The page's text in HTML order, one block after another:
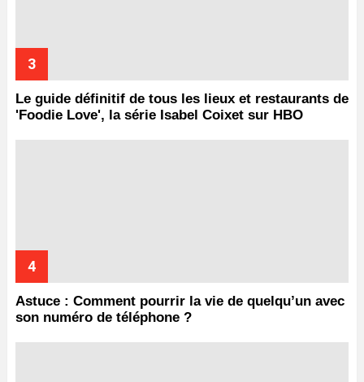
Le guide définitif de tous les lieux et restaurants de
'Foodie Love', la série Isabel Coixet sur HBO
Astuce : Comment pourrir la vie de quelqu’un avec
son numéro de téléphone ?